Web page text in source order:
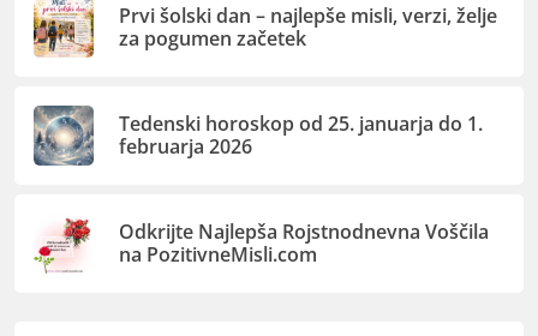
Prvi šolski dan – najlepše misli, verzi, želje
za pogumen začetek
Tedenski horoskop od 25. januarja do 1.
februarja 2026
Odkrijte Najlepša Rojstnodnevna Voščila
na PozitivneMisli.com